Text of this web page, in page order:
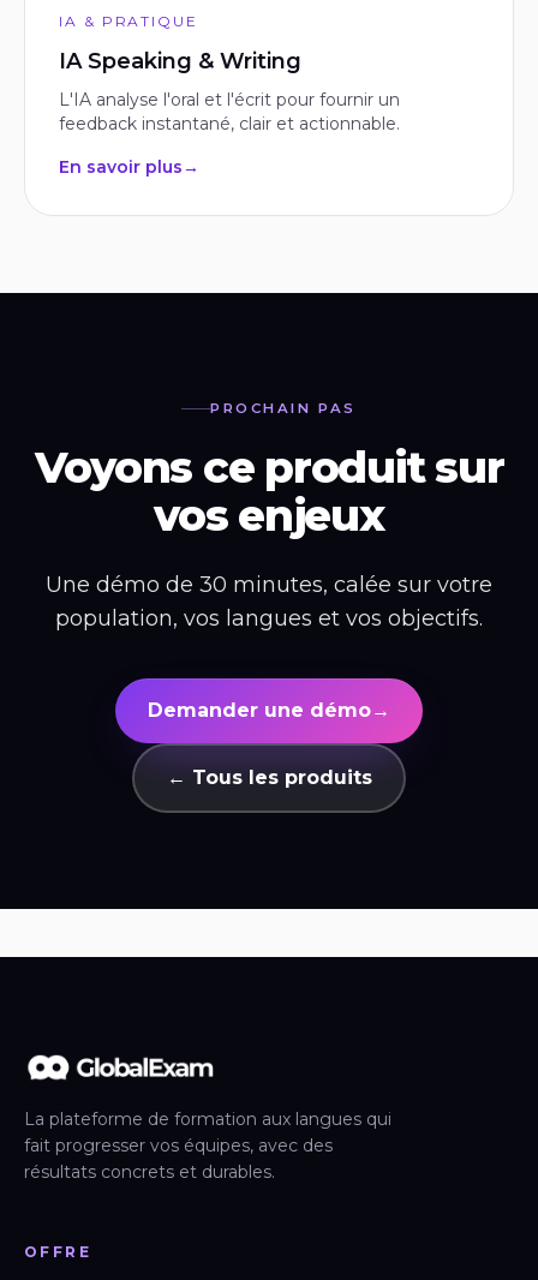
IA & PRATIQUE
IA Speaking & Writing
L'IA analyse l'oral et l'écrit pour fournir un
feedback instantané, clair et actionnable.
En savoir plus→
PROCHAIN PAS
Voyons ce produit sur
vos enjeux
Une démo de 30 minutes, calée sur votre
population, vos langues et vos objectifs.
Demander une démo→
← Tous les produits
La plateforme de formation aux langues qui
fait progresser vos équipes, avec des
résultats concrets et durables.
OFFRE